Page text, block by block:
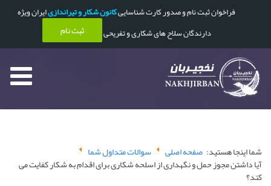
فراخوان ثبت نام و صدور کارت شناساییکانون شکار و تیراندازیایران ویژه
دارندگان سلاح های شکاری و تفریحی
ثبت نام
شما اینجا هستید: صفحه اصلی سوالات متداول شما
آیا داشتن مجوز حمل و نگهداری از اسلحه شکاری برای اقدام به شکار کفایت می
کند؟